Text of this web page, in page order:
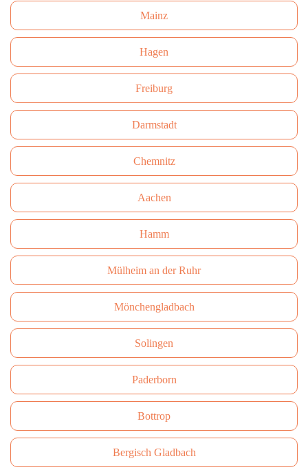
Mainz
Hagen
Freiburg
Darmstadt
Сhemnitz
Aachen
Hamm
Mülheim an der Ruhr
Mönchengladbach
Solingen
Paderborn
Bottrop
Bergisch Gladbach